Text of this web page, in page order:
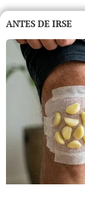
ANTES DE IRSE